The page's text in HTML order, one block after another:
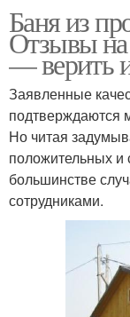
Баня из
Отзывы
— верить
Заявленные
подтверждаются
Но читая
положительных и
большинстве
сотрудниками.